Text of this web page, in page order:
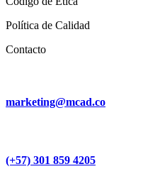
Política de Calidad
Contacto
marketing@mcad.co
(+57) 301 859 4205